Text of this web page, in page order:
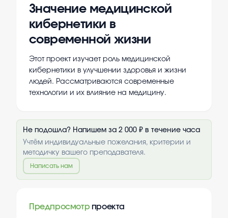
Значение медицинской
кибернетики в
современной жизни
Этот проект изучает роль медицинской
кибернетики в улучшении здоровья и жизни
людей. Рассматриваются современные
технологии и их влияние на медицину.
Не подошла? Напишем за 2 000 ₽ в течение часа
Учтём индивидуальные пожелания, критерии и
методичку вашего преподавателя.
Написать нам
Предпросмотр проекта